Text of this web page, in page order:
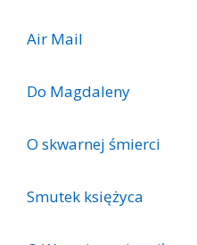
Air Mail
Do Magdaleny
O skwarnej śmierci
Smutek księżyca